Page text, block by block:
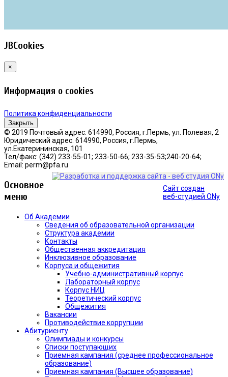
JBCookies
×
Информация о cookies
Политика конфиденциальности
Закрыть
© 2019 Почтовый адрес: 614990, Россия, г.Пермь, ул. Полевая, 2
Юридический адрес: 614990, Россия, г.Пермь,
ул.Екатерининская, 101
Тел/факс: (342) 233-55-01; 233-50-66; 233-35-53;240-20-64;
Email: perm@pfa.ru
Сайт создан
веб-студией ONy
Основное
меню
Об Академии
Сведения об образовательной организации
Структура академии
Контакты
Общественная аккредитация
Инклюзивное образование
Корпуса и общежития
Учебно-административный корпус
Лабораторный корпус
Корпус НИЦ
Теоретический корпус
Общежития
Вакансии
Противодействие коррупции
Абитуриенту
Олимпиады и конкурсы
Списки поступающих
Приемная кампания (среднее профессиональное
образование)
Приемная кампания (Высшее образование)